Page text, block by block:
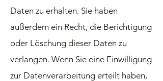
Daten zu erhalten. Sie haben
außerdem ein Recht, die Berichtigung
oder Löschung dieser Daten zu
verlangen. Wenn Sie eine Einwilligung
zur Datenverarbeitung erteilt haben,